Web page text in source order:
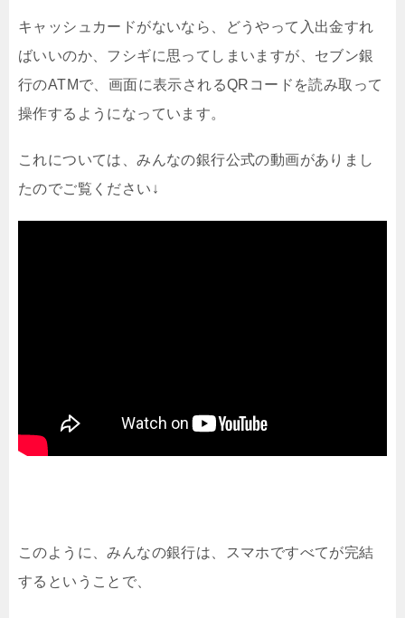
キャッシュカードがないなら、どうやって入出金すれ
ばいいのか、フシギに思ってしまいますが、セブン銀
行のATMで、画面に表示されるQRコードを読み取って
操作するようになっています。
これについては、みんなの銀行公式の動画がありまし
たのでご覧ください↓
このように、みんなの銀行は、スマホですべてが完結
するということで、